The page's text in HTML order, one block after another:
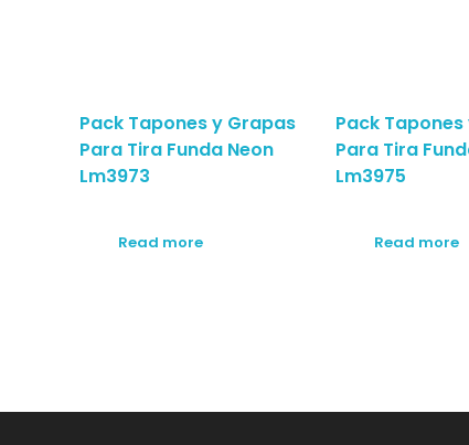
Pack Tapones y Grapas
Para Tira Funda Neon
Lm3973
Read more
Pack
Para Tira
Lm3975
Read more